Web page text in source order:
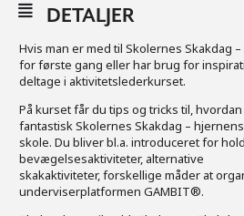
DETALJER
Hvis man er med til Skolernes Skakdag
for første gang eller har brug for
deltage i aktivitetslederkurset.
På kurset får du tips og tricks til,
fantastisk Skolernes Skakdag –
skole. Du bliver bl.a. introduceret for
bevægelsesaktiviteter, alternative
skakaktiviteter, forskellige måder at
underviserplatformen GAMBIT®.